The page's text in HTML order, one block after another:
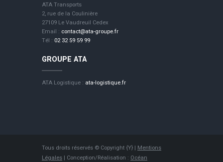
ATA Transports
2, rue de la Coulinière
27109 Le Vaudreuil Cedex
Email : contact@ata-groupe.fr
Tél : 02 32 59 59 99
GROUPE ATA
ATA Logistique : ata-logistique.fr
Tous droits réservés © Copyright {Y} | Mentions
Légales | Conception/Réalisation : Océan